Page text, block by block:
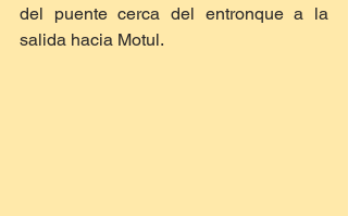
del puente cerca del entronque a la
salida hacia Motul.